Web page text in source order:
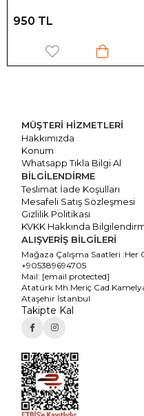
950 TL
MÜŞTERİ HİZMETLERİ
Hakkımızda
Konum
Whatsapp Tıkla Bilgi Al
BİLGİLENDİRME
Teslimat İade Koşulları
Mesafeli Satış Sözleşmesi
Gizlilik Politikası
KVKK Hakkında
ALIŞVERİŞ BİLGİLERİ
Mağaza Çalışma Saatleri
+905389694705
Mail: [email protected]
Atatürk Mh.Meriç
Ataşehir İstanbul
Takipte Kal